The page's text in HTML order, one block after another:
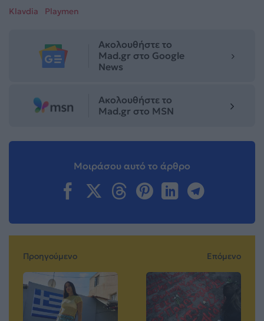
Klavdia Playmen
Ακολουθήστε το
Mad.gr στο Google
News
Ακολουθήστε το
Mad.gr στο MSN
Μοιράσου αυτό το άρθρο
Προηγούμενο Επόμενο